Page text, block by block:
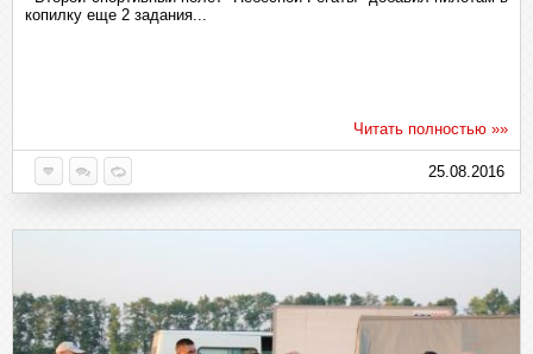
копилку еще 2 задания...
Читать полностью »»
25.08.2016